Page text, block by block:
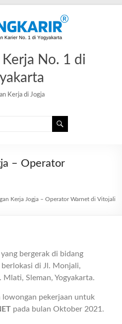
No. 1 di
Kerja di Jogja
– Operator
Kerja Jogja – Operator Warnet di Vitojali
bergerak di bidang
di Jl. Monjali,
Mlati, Sleman, Yogyakarta.
pekerjaan untuk
pada bulan Oktober 2021.